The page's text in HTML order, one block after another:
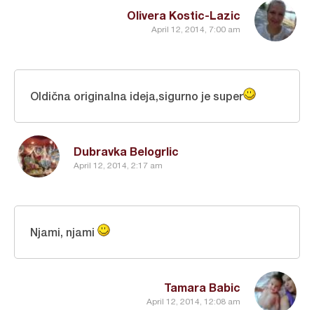
Olivera Kostic-Lazic
April 12, 2014, 7:00 am
Dubravka Belogrlic
April 12, 2014, 2:17 am
Oldična originalna ideja,sigurno je super
Tamara Babic
April 12, 2014, 12:08 am
Njami, njami